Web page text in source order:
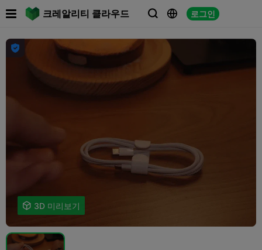
크레알리티 클라우드   로그인
 

 3D 미리보기